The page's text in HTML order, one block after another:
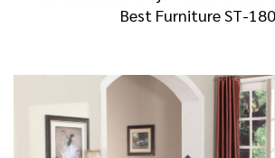
Best Furniture ST-